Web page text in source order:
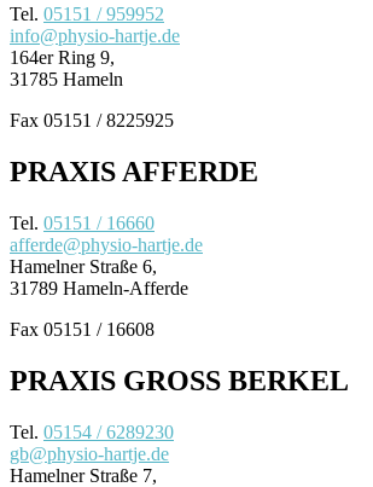
Tel. 05151 / 959952
info@physio-hartje.de
164er Ring 9,
31785 Hameln
Fax 05151 / 8225925
PRAXIS AFFERDE
Tel. 05151 / 16660
afferde@physio-hartje.de
Hamelner Straße 6,
31789 Hameln-Afferde
Fax 05151 / 16608
PRAXIS GROSS BERKEL
Tel. 05154 / 6289230
gb@physio-hartje.de
Hamelner Straße 7,